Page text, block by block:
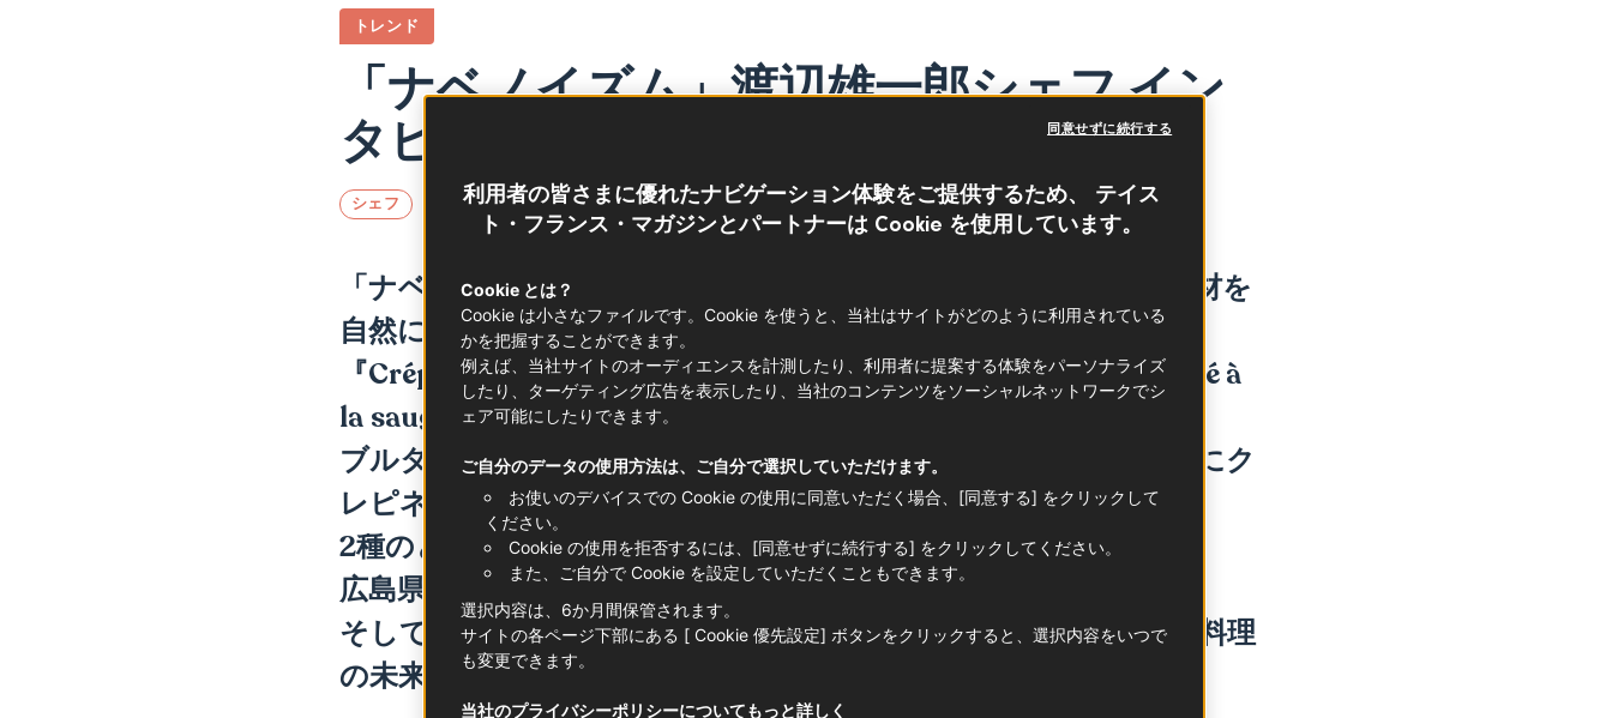
トレンド
「ナベノイズム」渡辺雄一郎シェフ イン
タビュー 後編
シェフ
「ナベノイズム」渡辺雄一郎シェフが、フランス産食材と和の食材を
自然に組み合わせ、お店で提供のレシピ
『Crépinette de filet de veau breton, jambon de Bayonne et Comté à
la sauge, crème de Brie onctueuse
ブルターニュ産仔牛に生ハムとチーズを詰め、セージの香りと共にク
レピネットロースト
2種のとうもろこしと平茸のエチュヴェ、クレーム・ド・ブリー
広島県梶谷農園無農薬ハーブのサラダを添えて 』を披露。
そしてご自身のフランス料理の哲学、また日本におけるフランス料理
の未来を熱く語ります。
利用者の皆さまに優れたナビゲーション体験をご提供するため、 テイス
ト・フランス・マガジンとパートナーは Cookie を使用しています。
Cookie とは？
Cookie は小さなファイルです。Cookie を使うと、当社はサイトがどのように利用されている
かを把握することができます。
例えば、当社サイトのオーディエンスを計測したり、利用者に提案する体験をパーソナライズ
したり、ターゲティング広告を表示したり、当社のコンテンツをソーシャルネットワークでシ
ェア可能にしたりできます。
ご自分のデータの使用方法は、ご自分で選択していただけます。
お使いのデバイスでの Cookie の使用に同意いただく場合、[同意する] をクリックして
ください。
Cookie の使用を拒否するには、[同意せずに続行する] をクリックしてください。
また、ご自分で Cookie を設定していただくこともできます。
選択内容は、6か月間保管されます。
サイトの各ページ下部にある [ Cookie 優先設定] ボタンをクリックすると、選択内容をいつで
も変更できます。
当社のプライバシーポリシーについてもっと詳しく
同意せずに続行する